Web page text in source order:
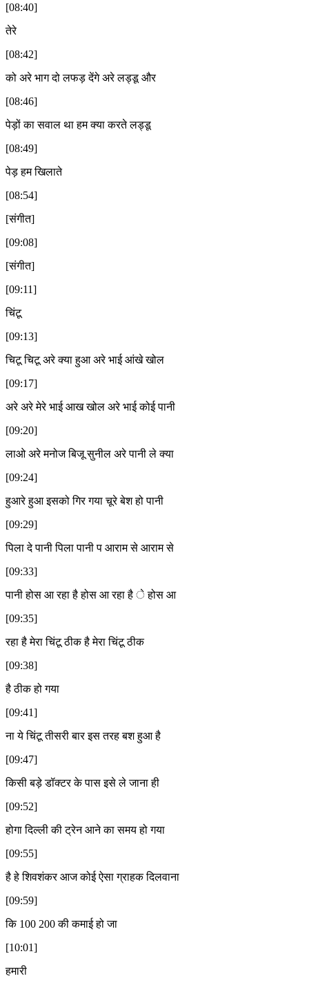
[08:40]
तेरे
[08:42]
को अरे भाग दो लफड़ देंगे अरे लड्डू और
[08:46]
पेड़ों का सवाल था हम क्या करते लड्डू
[08:49]
पेड़ हम खिलाते
[08:54]
[संगीत]
[09:08]
[संगीत]
[09:11]
चिंटू
[09:13]
चिटू चिटू अरे क्या हुआ अरे भाई आंखे खोल
[09:17]
अरे अरे मेरे भाई आख खोल अरे भाई कोई पानी
[09:20]
लाओ अरे मनोज बिजू सुनील अरे पानी ले क्या
[09:24]
हुआरे हुआ इसको गिर गया चूरे बेश हो पानी
[09:29]
पिला दे पानी पिला पानी प आराम से आराम से
[09:33]
पानी होस आ रहा है होस आ रहा है े होस आ
[09:35]
रहा है मेरा चिंटू ठीक है मेरा चिंटू ठीक
[09:38]
है ठीक हो गया
[09:41]
ना ये चिंटू तीसरी बार इस तरह बश हुआ है
[09:47]
किसी बड़े डॉक्टर के पास इसे ले जाना ही
[09:52]
होगा दिल्ली की ट्रेन आने का समय हो गया
[09:55]
है हे शिवशंकर आज कोई ऐसा ग्राहक दिलवाना
[09:59]
कि 100 200 की कमाई हो जा
[10:01]
हमारी